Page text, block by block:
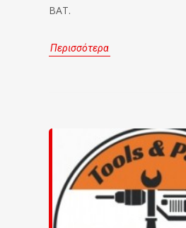
BAT.
Περισσότερα